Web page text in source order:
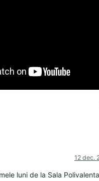
12 dec.
luni de la Sala